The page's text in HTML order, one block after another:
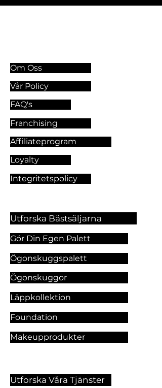
Om Oss
Vår Policy
FAQ's
Franchising
Affiliateprogram
Loyalty
Integritetspolicy
Utforska Bästsäljarna
Gör Din Egen Palett
Ögonskuggspalett
Ögonskuggor
Läppkollektion
Foundation
Makeupprodukter
Utforska Våra Tjänster